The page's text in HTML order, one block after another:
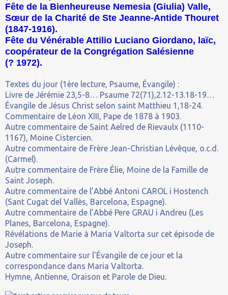
Fête de la Bienheureuse Nemesia (Giulia) Valle,
Sœur de la Charité de Ste Jeanne-Antide Thouret
(1847-1916).
Fête du Vénérable Attilio Luciano Giordano, laïc,
coopérateur de la Congrégation Salésienne
(? 1972).
Textes du jour (1ère lecture, Psaume, Évangile) :
Livre de Jérémie 23,5-8… Psaume 72(71),2.12-13.18-19…
Évangile de Jésus Christ selon saint Matthieu 1,18-24.
Commentaire de Léon XIII, Pape de 1878 à 1903.
Autre commentaire de Saint Aelred de Rievaulx (1110-
1167), Moine Cistercien.
Autre commentaire de Frère Jean-Christian Lévêque, o.c.d.
(Carmel).
Autre commentaire de Frère Élie, Moine de la Famille de
Saint Joseph.
Autre commentaire de l’Abbé Antoni CAROL i Hostench
(Sant Cugat del Vallès, Barcelona, Espagne).
Autre commentaire de l’Abbé Pere GRAU i Andreu (Les
Planes, Barcelona, Espagne).
Révélations de Marie à Maria Valtorta sur cet épisode de
Joseph.
Autre commentaire sur l'Évangile de ce jour et la
correspondance dans Maria Valtorta.
Hymne, Antienne, Oraison et Parole de Dieu.